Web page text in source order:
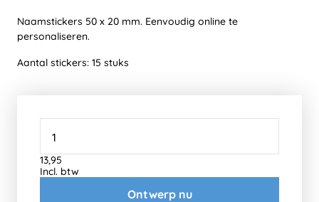
Naamstickers 50 x 20 mm. Eenvoudig online te
personaliseren.
Aantal stickers: 15 stuks
Ontwerp nu
13,95
Incl. btw